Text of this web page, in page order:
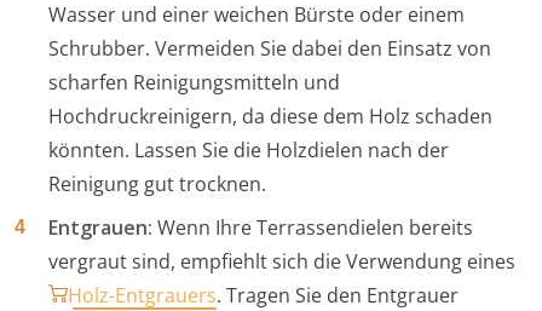
Wasser und einer weichen Bürste oder einem
Schrubber. Vermeiden Sie dabei den Einsatz von
scharfen Reinigungsmitteln und
Hochdruckreinigern, da diese dem Holz schaden
könnten. Lassen Sie die Holzdielen nach der
Reinigung gut trocknen.
Entgrauen: Wenn Ihre Terrassendielen bereits
vergraut sind, empfiehlt sich die Verwendung eines
Holz-Entgrauers. Tragen Sie den Entgrauer